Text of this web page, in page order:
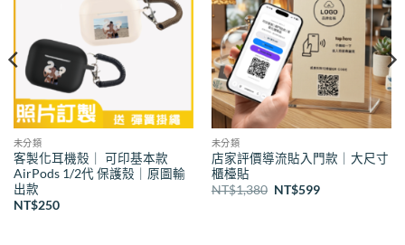
wishlist
未分類
客製化耳機殼｜ 可印基本款
AirPods 1/2代 保護殼｜原圖輸
出款
NT$250
wishlist
未分類
店家評價導流貼入門款｜大尺寸
櫃檯貼
NT$1,380 原
NT$599目